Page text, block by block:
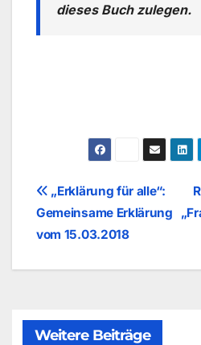
dieses Buch zulegen.
„Erklärung für alle“:
Gemeinsame Erklärung
vom 15.03.2018
Weitere Beiträge